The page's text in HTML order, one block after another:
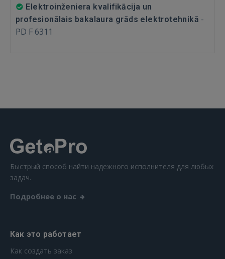
GOOGLE
Elektroinženiera kvalifikācija un
profesionālais bakalaura grāds elektrotehnikā -
PD F 6311
Быстрый способ найти надежного исполнителя для любых
задач.
Подробнее о нас
Как это работает
Как создать заказ